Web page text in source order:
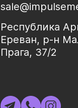
Республика
Ереван, р-н
Прага, 37/2